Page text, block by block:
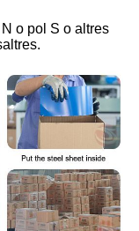
o pol S o altres